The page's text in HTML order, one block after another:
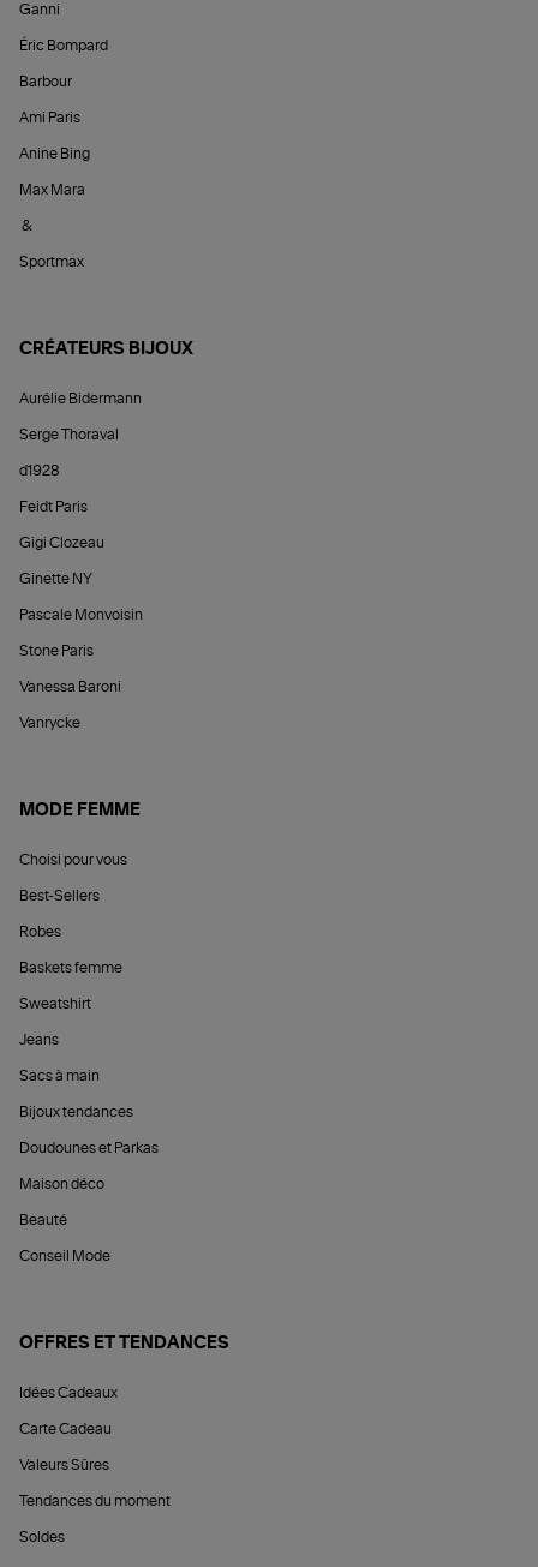
Ganni
Éric Bompard
Barbour
Ami Paris
Anine Bing
Max Mara
&
Sportmax
CRÉATEURS BIJOUX
Aurélie Bidermann
Serge Thoraval
d1928
Feidt Paris
Gigi Clozeau
Ginette NY
Pascale Monvoisin
Stone Paris
Vanessa Baroni
Vanrycke
MODE FEMME
Choisi pour vous
Best-Sellers
Robes
Baskets femme
Sweatshirt
Jeans
Sacs à main
Bijoux tendances
Doudounes et Parkas
Maison déco
Beauté
Conseil Mode
OFFRES ET TENDANCES
Idées Cadeaux
Carte Cadeau
Valeurs Sûres
Tendances du moment
Soldes